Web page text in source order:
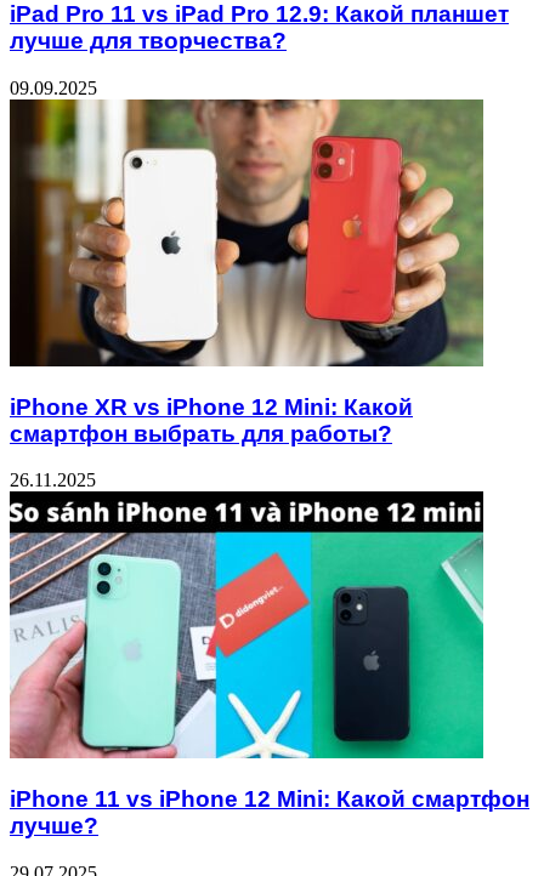
iPad Pro 11 vs iPad Pro 12.9: Какой планшет
лучше для творчества?
09.09.2025
iPhone XR vs iPhone 12 Mini: Какой
смартфон выбрать для работы?
26.11.2025
iPhone 11 vs iPhone 12 Mini: Какой смартфон
лучше?